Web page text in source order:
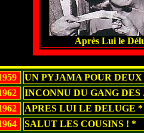
Après Lui le
UN PYJAMA POUR
INCONNU DU GANG DES
APRES LUI LE DELUGE *
SALUT LES COUSINS ! *